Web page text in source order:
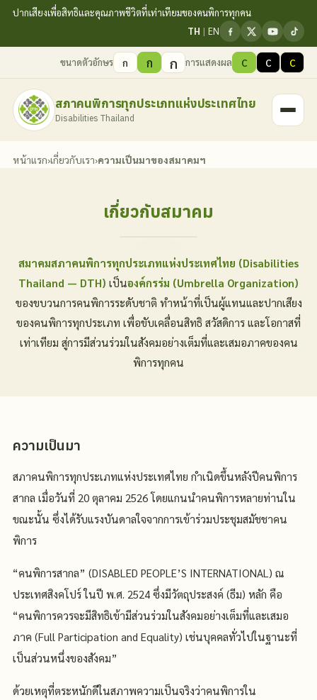
ปากเสียงเพื่อสิทธิและคุณภาพชีวิตที่เท่าเทียมของคนพิการทุกคน
TH | EN
ขนาดตัวอักษร ก ก ก การแสดงผล C C C
สภาคนพิการทุกประเภทแห่งประเทศไทย
Disabilities Thailand
หน้าแรก›เกี่ยวกับเรา›ความเป็นมาของสมาคมฯ
เกี่ยวกับสมาคม
สมาคมสภาคนพิการทุกประเภทแห่งประเทศไทย (Disabilities
Thailand — DTH) เป็นองค์กรร่ม (Umbrella Organization)
ของขบวนการคนพิการระดับชาติ ทำหน้าที่เป็นผู้แทนและปากเสียง
ของคนพิการทุกประเภท เพื่อขับเคลื่อนสิทธิ สวัสดิการ และโอกาสที่
เท่าเทียม สู่การมีส่วนร่วมในสังคมอย่างเต็มที่และเสมอภาคของคน
พิการทุกคน
ความเป็นมา
สภาคนพิการทุกประเภทแห่งประเทศไทย กำเนิดขึ้นหลังปีคนพิการ
สากล เมื่อวันที่ 20 ตุลาคม 2526 โดยแกนนำคนพิการหลายท่านใน
ขณะนั้น ซึ่งได้รับแรงบันดาลใจจากการเข้าร่วมประชุมสมัชชาคน
พิการ
“คนพิการสากล” (DISABLED PEOPLE’S INTERNATIONAL) ณ
ประเทศสิงคโปร์ ในปี พ.ศ. 2524 ซึ่งมีวัตถุประสงค์ (ธีม) หลัก คือ
“คนพิการควรจะมีสิทธิเข้ามีส่วนร่วมในสังคมอย่างเต็มที่และเสมอ
ภาค (Full Participation and Equality) เช่นบุคคลทั่วไปในฐานะที่
เป็นส่วนหนึ่งของสังคม”
ด้วยเหตุที่ตระหนักดีในสภาพความเป็นจริงว่าคนพิการใน